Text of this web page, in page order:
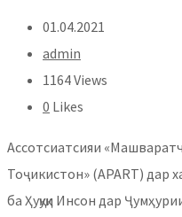
01.04.2021
admin
1164 Views
0 Likes
Ассотсиатсияи
Тоҷикистон» (APART) дар
ба Ҳуқуқи Инсон дар